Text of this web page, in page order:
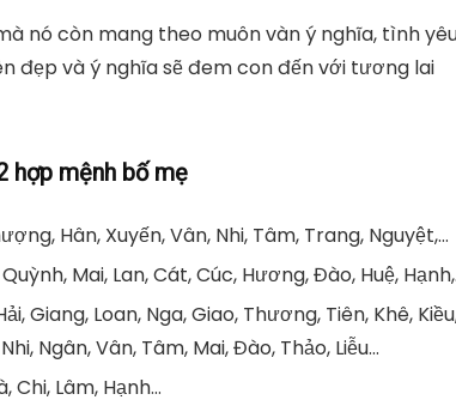
nó còn mang theo muôn vàn ý nghĩa, tình
đẹp và ý nghĩa sẽ đem con đến với tương lai
hợp mệnh bố mẹ
Hân, Xuyến, Vân, Nhi, Tâm, Trang, Nguyệt,…
Mai, Lan, Cát, Cúc, Hương, Đào, Huệ,
Giang, Loan, Nga, Giao, Thương, Tiên, Khê,
Ngân, Vân, Tâm, Mai, Đào, Thảo, Liễu…
Chi, Lâm, Hạnh…